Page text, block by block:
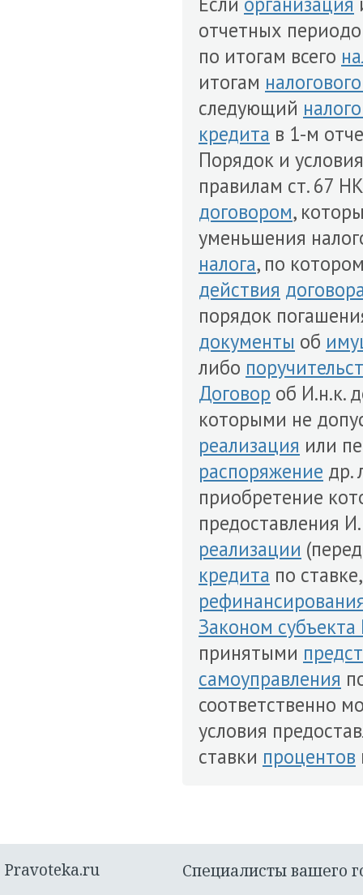
отчетных
по итогам всего
итогам
следующий
кредита в 1-м
Порядок и
правилам ст. 67
договором,
уменьшения
налога, по
действия
порядок
документы об
либо
Договор об И.н.к.
которыми не
реализация или
распоряжение др.
приобретение
предоставления
реализации
кредита по
Законом
принятыми
самоуправления
соответственно
условия
ставки процентов
Pravoteka.ru Специалисты вашего